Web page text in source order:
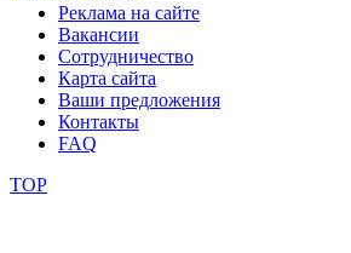
Реклама на сайте
Вакансии
Сотрудничество
Карта сайта
Ваши предложения
Контакты
FAQ
TOP